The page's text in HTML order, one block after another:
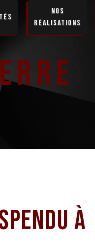
Nos
réalisations
à